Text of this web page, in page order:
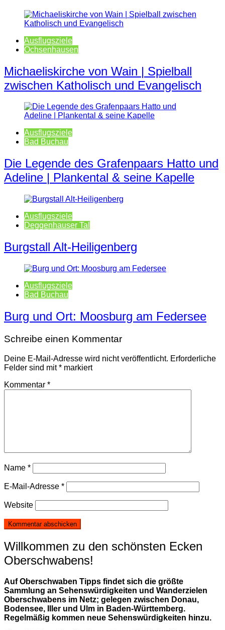
Ausflugsziele
Ochsenhausen
Michaeliskirche von Wain | Spielball
zwischen Katholisch und Evangelisch
Ausflugsziele
Bad Buchau
Die Legende des Grafenpaars Hatto und
Adeline | Plankental & seine Kapelle
Ausflugsziele
Deggenhauser Tal
Burgstall Alt-Heiligenberg
Ausflugsziele
Bad Buchau
Burg und Ort: Moosburg am Federsee
Schreibe einen Kommentar
Deine E-Mail-Adresse wird nicht veröffentlicht. Erforderliche
Felder sind mit* markiert
Kommentar *
Name *
E-Mail-Adresse *
Website
Willkommen zu den schönsten Ecken
Oberschwabens!
Auf Oberschwaben Tipps findet sich die größte
Sammlung an Sehenswürdigkeiten und Wanderzielen
Oberschwabens im Netz; gelegen zwischen Donau,
Bodensee, Iller und Ulm in Baden-Württemberg.
Regelmäßig kommen neue Sehenswürdigkeiten hinzu.